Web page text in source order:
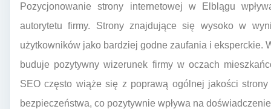
Pozycjonowanie strony internetowej w Elblągu
autorytetu firmy. Strony znajdujące się wysoko w
użytkowników jako bardziej godne zaufania i eksperckie.
buduje pozytywny wizerunek firmy w oczach
SEO często wiąże się z poprawą ogólnej jakości
bezpieczeństwa, co pozytywnie wpływa na